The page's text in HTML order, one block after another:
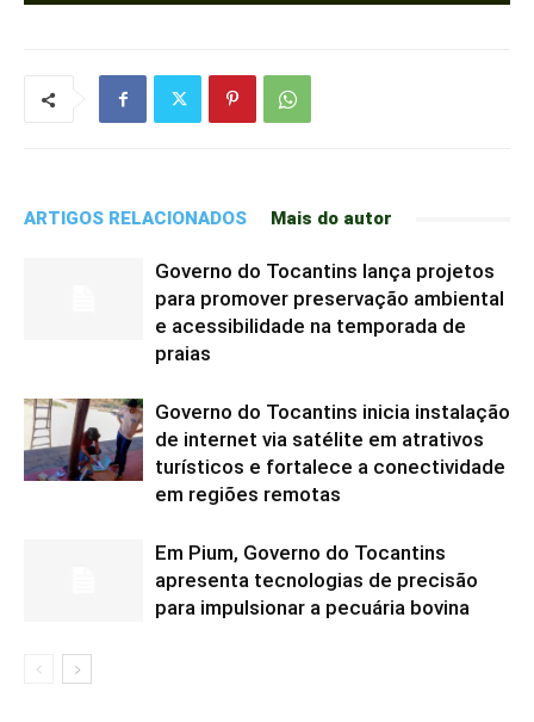
ARTIGOS RELACIONADOS Mais do autor
Governo do Tocantins lança projetos
para promover preservação ambiental
e acessibilidade na temporada de
praias
Governo do Tocantins inicia instalação
de internet via satélite em atrativos
turísticos e fortalece a conectividade
em regiões remotas
Em Pium, Governo do Tocantins
apresenta tecnologias de precisão
para impulsionar a pecuária bovina